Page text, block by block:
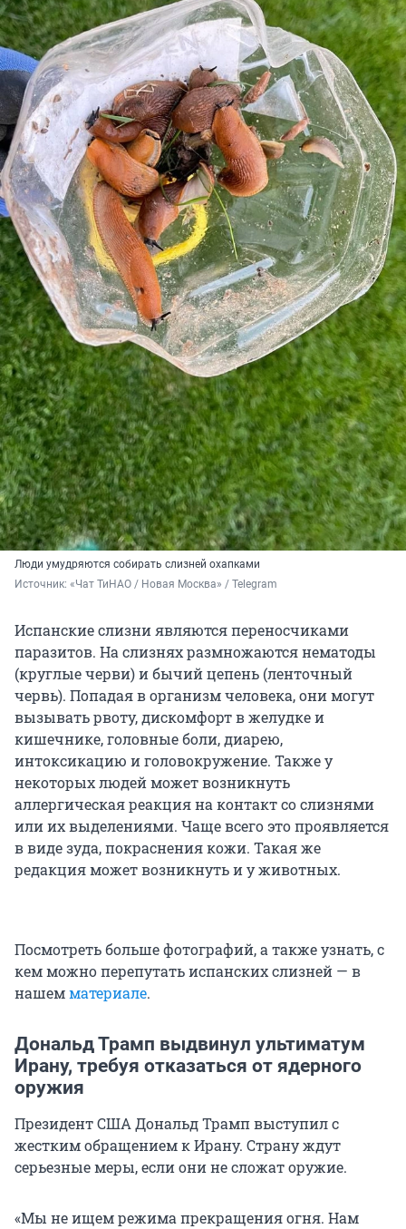
Люди умудряются собирать слизней охапками
Источник: «Чат ТиНАО / Новая Москва» / Telegram
Испанские слизни являются переносчиками
паразитов. На слизнях размножаются нематоды
(круглые черви) и бычий цепень (ленточный
червь). Попадая в организм человека, они могут
вызывать рвоту, дискомфорт в желудке и
кишечнике, головные боли, диарею,
интоксикацию и головокружение. Также у
некоторых людей может возникнуть
аллергическая реакция на контакт со слизнями
или их выделениями. Чаще всего это проявляется
в виде зуда, покраснения кожи. Такая же
редакция может возникнуть и у животных.
Посмотреть больше фотографий, а также узнать, с
кем можно перепутать испанских слизней — в
нашемматериале.
Дональд Трамп выдвинул ультиматум
Ирану, требуя отказаться от ядерного
оружия
Президент США Дональд Трамп выступил с
жестким обращением к Ирану. Страну ждут
серьезные меры, если они не сложат оружие.
«Мы не ищем режима прекращения огня. Нам